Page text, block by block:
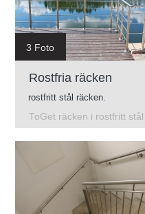
3 Foto
Rostfria räcken
rostfritt stål räcken.
ToGet räcken i rostfritt stål